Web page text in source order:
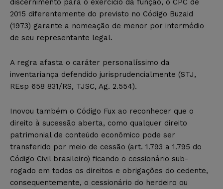
2015 diferentemente do previsto no Código Buzaid
(1973) garante a nomeação de menor por intermédio
de seu representante legal.
A regra afasta o caráter personalíssimo da
inventariança defendido jurisprudencialmente (STJ,
REsp 658 831/RS, TJSC, Ag. 2.554).
Inovou também o Código Fux ao reconhecer que o
direito à sucessão aberta, como qualquer direito
patrimonial de conteúdo econômico pode ser
transferido por meio de cessão (art. 1.793 a 1.795 do
Código Civil brasileiro) ficando o cessionário sub-
rogado em todos os direitos e obrigações do cedente,
consequentemente, o cessionário do herdeiro ou